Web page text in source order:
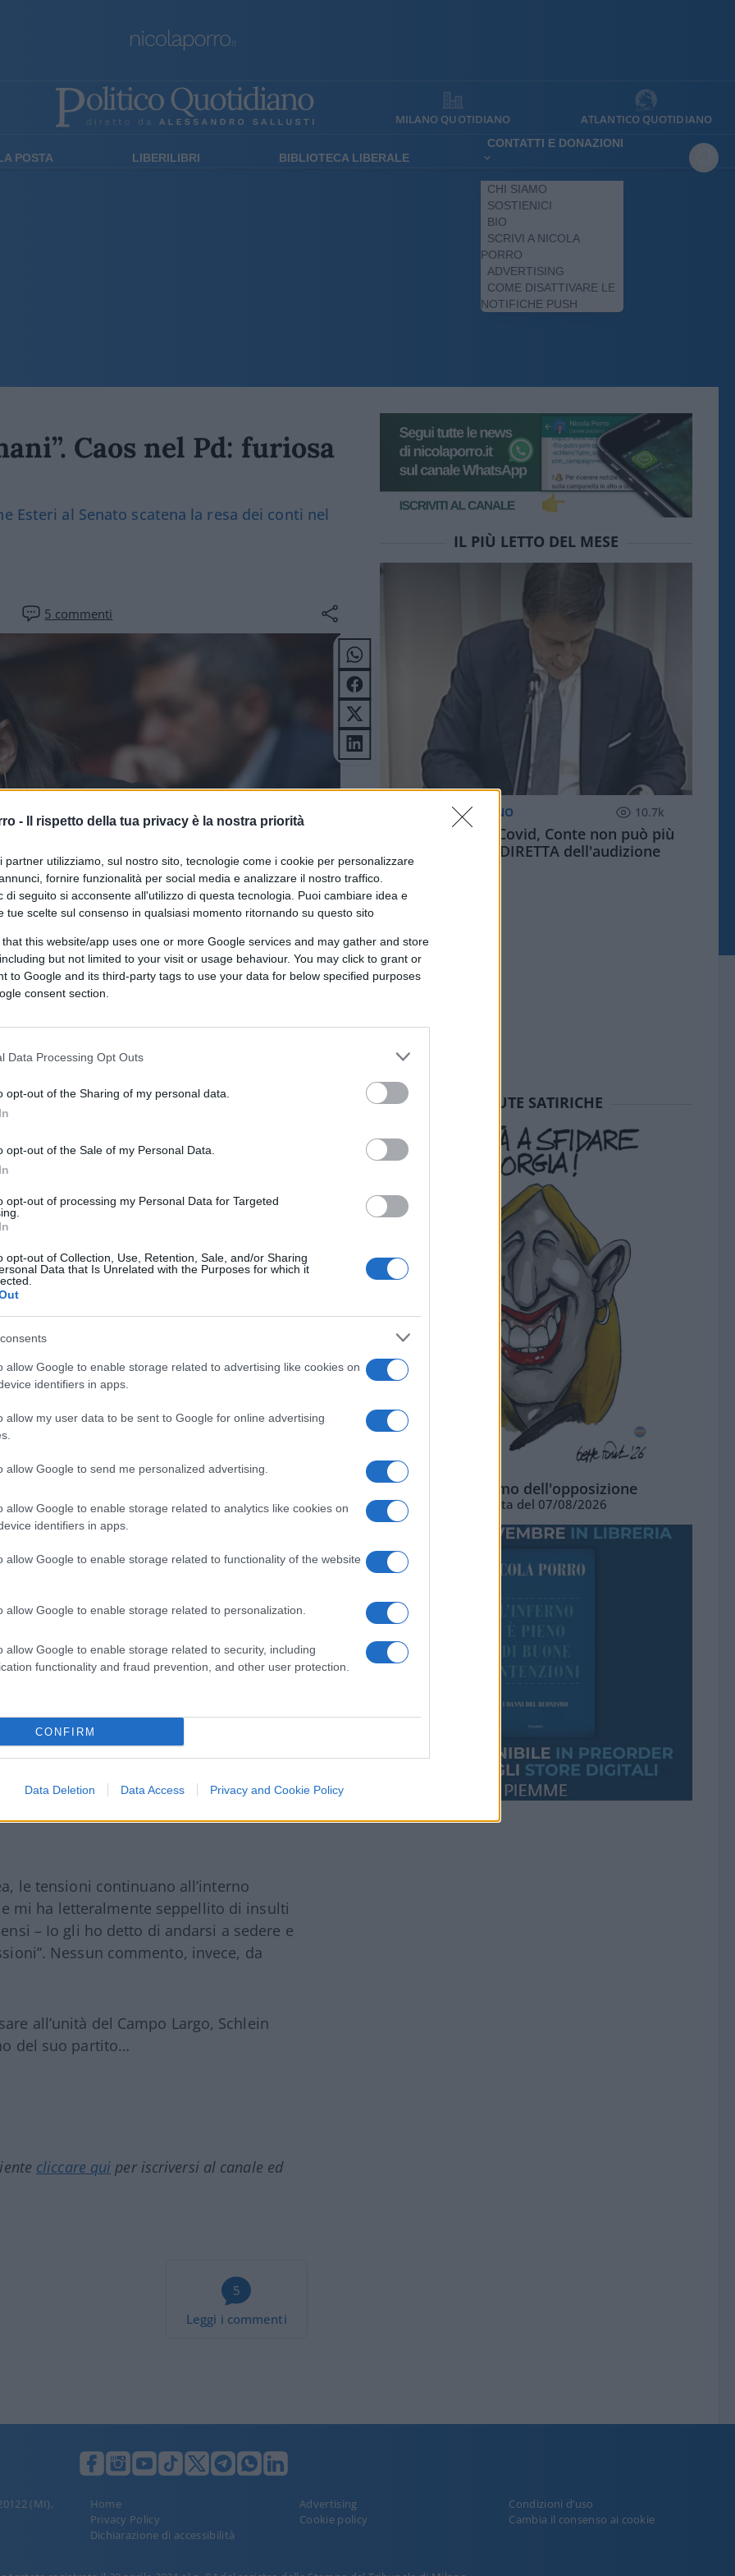
- Il rispetto della tua privacy è la nostra priorità
partner utilizziamo, sul nostro sito, tecnologie come i cookie per personalizzare
fornire funzionalità per social media e analizzare il nostro traffico.
di seguito si acconsente all'utilizzo di questa tecnologia. Puoi cambiare idea e
tue scelte sul consenso in qualsiasi momento ritornando su questo sito
that this website/app uses one or more Google services and may gather and store
but not limited to your visit or usage behaviour. You may click to grant or
to Google and its third-party tags to use your data for below specified purposes
consent section.
Data Processing Opt Outs
opt-out of the Sharing of my personal data.
opt-out of the Sale of my Personal Data.
opt-out of processing my Personal Data for Targeted
opt-out of Collection, Use, Retention, Sale, and/or Sharing
Data that Is Unrelated with the Purposes for which it
allow Google to enable storage related to advertising like cookies on
identifiers in apps.
allow my user data to be sent to Google for online advertising
allow Google to send me personalized advertising.
allow Google to enable storage related to analytics like cookies on
identifiers in apps.
allow Google to enable storage related to functionality of the website
allow Google to enable storage related to personalization.
allow Google to enable storage related to security, including
functionality and fraud prevention, and other user protection.
CONFIRM
Data Deletion Data Access Privacy and Cookie Policy
MILANO QUOTIDIANO ATLANTICO QUOTIDIANO
POSTA LIBERILIBRI BIBLIOTECA LIBERALE
CONTATTI E DONAZIONI
CHI SIAMO
SOSTIENICI
BIO
SCRIVI A NICOLA
PORRO
ADVERTISING
COME DISATTIVARE LE
NOTIFICHE PUSH
Caos nel Pd: furiosa
Esteri al Senato scatena la resa dei conti nel
5 commenti
stampa, che ne dà notizia poi riportata da
abbia riferito al cronista dell’agenzia
Pd del Senato che in Aula dove
dem, hanno litigato. E di brutto.
dividerci”, dice Sensi all’
o meno, resta il fondamento
l’Adnkronos
l’elezione diMaurizio Gasparri, ex
Commissione Esteri del Senato,
Pd con il loro voto favorevole
che erano arrivate da Alfieri,
il presidente Francesco Boccia ha
buona sostanza, che episodi simili non
ovviamente. A quel punto ha preso la
stampa, spiegando che “forse” c’era stato
smentita da Alfieri, convinto di aver dato
che si sarebbe infilato Filippo Sensi,
una sorta di “imboscata” dei riformisti
correnti” che però per Sensi “non c’è
votato Gasparri, sono tutti di aree
ma avrei votato contro Gasparri,
di Alfieri. Piuttosto – questo il senso
–mi sarei aspettato le sue
c’è una questione di cui occorre
le tensioni continuano all’interno
mi ha letteralmente seppellito di insulti
– Io gli ho detto di andarsi a sedere e
Nessun commento, invece, da
all’unità del Campo Largo, Schlein
del suo partito…
cliccare qui per iscriversi al canale ed
5
Leggi i commenti
IL PIÙ LETTO DEL MESE
POLITICO QUOTIDIANO 10.7k
Commissione Covid, Conte non può più
scappare: la DIRETTA dell'audizione
SEDUTE SATIRICHE
L'ottimismo dell'opposizione
Vignetta del 07/08/2026
(MI),
Home Advertising
Condizioni d’uso
Privacy Policy
Cookie policy
Cambia il consenso ai cookie
Dichiarazione di accessibilità